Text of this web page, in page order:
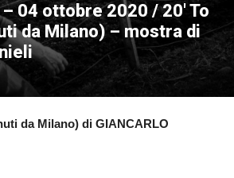
04 ottobre 2020 / 20′ To
da Milano) – mostra di
da Milano) di GIANCARLO